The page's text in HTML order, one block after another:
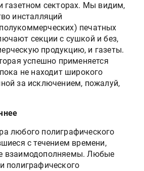
газетном секторах. Мы видим,
инсталляций
печатных
секции с сушкой и без,
продукцию, и газеты.
успешно применяется
не находит широкого
за исключением, пожалуй,
любого полиграфического
с течением времени,
взаимодополняемы. Любые
полиграфического